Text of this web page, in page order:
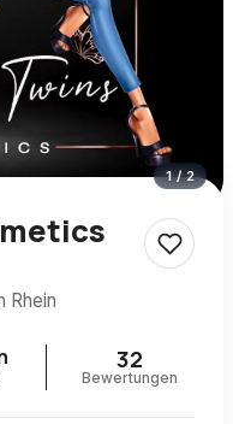
1/2
Rhein
32
Bewertungen